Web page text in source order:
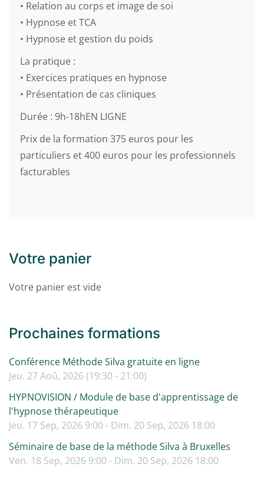
• Relation au corps et image de soi
• Hypnose et TCA
• Hypnose et gestion du poids
La pratique :
• Exercices pratiques en hypnose
• Présentation de cas cliniques
Durée : 9h-18hEN LIGNE
Prix de la formation 375 euros pour les
particuliers et 400 euros pour les professionnels
facturables
Votre panier
Votre panier est vide
Prochaines formations
Conférence Méthode Silva gratuite en ligne
Jeu. 27 Aoû, 2026 (19:30 - 21:00)
HYPNOVISION / Module de base d'apprentissage de
l'hypnose thérapeutique
Jeu. 17 Sep, 2026 9:00 - Dim. 20 Sep, 2026 18:00
Séminaire de base de la méthode Silva à Bruxelles
Ven. 18 Sep, 2026 9:00 - Dim. 20 Sep, 2026 18:00